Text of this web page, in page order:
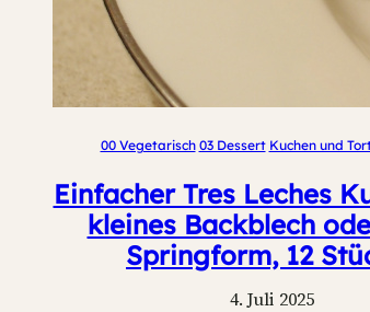
00 Vegetarisch 03 Dessert Kuchen und
Einfacher Tres Leches
kleines Backblech
Springform, 12
4. Juli 2025